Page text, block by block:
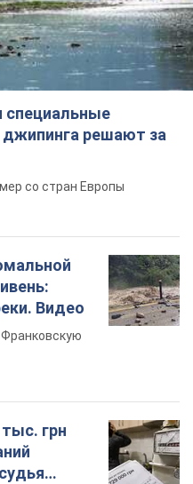
решают за
со стран Европы
Видео
грн